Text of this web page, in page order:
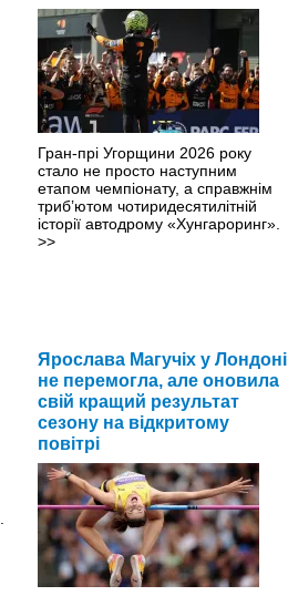
Гран-прі Угорщини 2026 року
стало не просто наступним
етапом чемпіонату, а справжнім
триб’ютом чотиридесятилітній
історії автодрому «Хунгароринг».
>>
Ярослава Магучіх у Лондоні
не перемогла, але оновила
свій кращий результат
сезону на відкритому
повітрі